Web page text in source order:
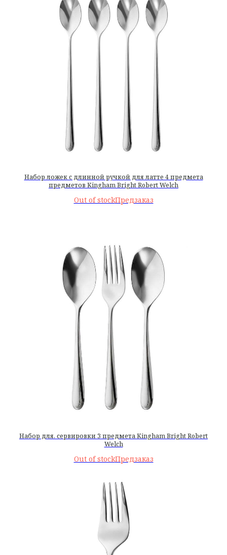
Набор ложек с длинной ручкой для латте 4 предмета
предметов Kingham Bright Robert Welch
Out of stock
Набор для. сервировки 3 предмета Kingham Bright Robert
Welch
Out of stock